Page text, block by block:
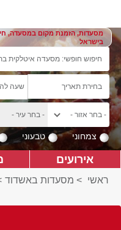
מסעדות, הזמנת מקום במסעדה,
בישראל
צמחוני טבעוני
אירועים
ראשי > מסעדות באשדוד